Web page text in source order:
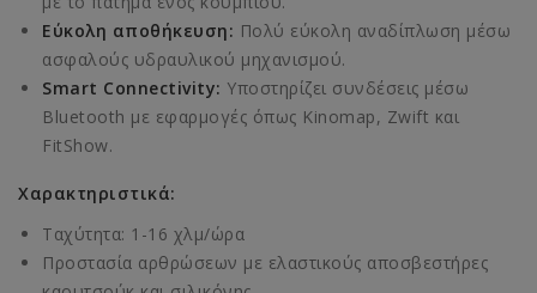
Εύκολη αποθήκευση: Πολύ εύκολη αναδίπλωση μέσω
ασφαλούς υδραυλικού μηχανισμού.
Smart Connectivity: Υποστηρίζει συνδέσεις μέσω
Bluetooth με εφαρμογές όπως Kinomap, Zwift και
FitShow.
Χαρακτηριστικά:
Ταχύτητα: 1-16 χλμ/ώρα
Προστασία αρθρώσεων με ελαστικούς αποσβεστήρες